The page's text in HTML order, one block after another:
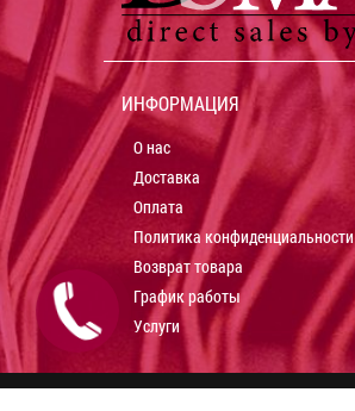
ИНФОРМАЦИЯ
О нас
Доставка
Оплата
Политика конфиденциальности
Возврат товара
График работы
Услуги